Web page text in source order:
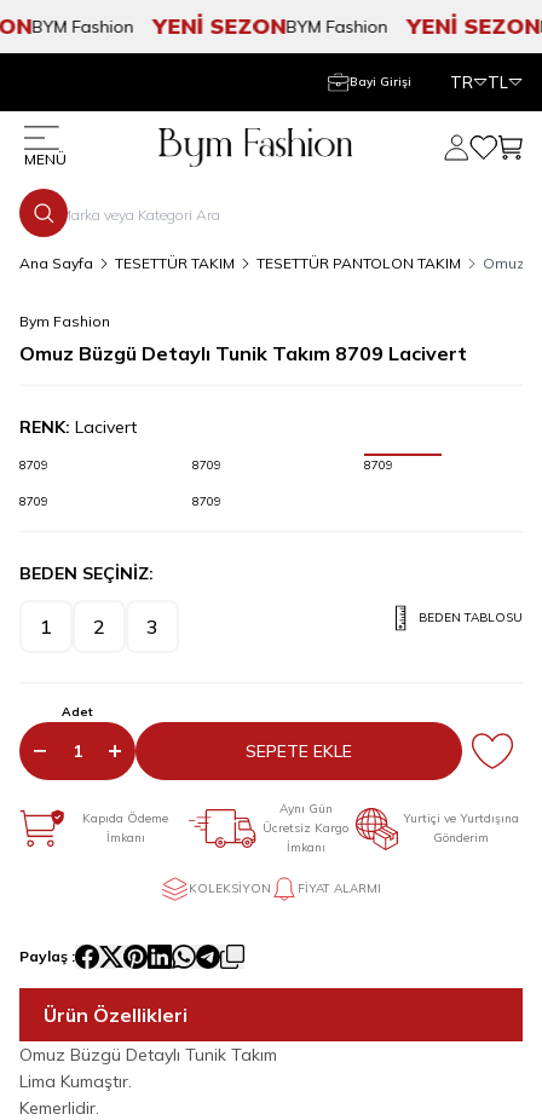
BYM Fashion YENİ SEZONBYM Fashion YENİ SEZON
Bayi Girişi TR TL
MENÜ
Hesabım
Ana Sayfa TESETTÜR TAKIM TESETTÜR PANTOLON TAKIM Omuz
Bym Fashion
Omuz Büzgü Detaylı Tunik Takım 8709 Lacivert
RENK: Lacivert
8709 8709 8709
8709 8709
BEDEN SEÇİNİZ:
1 2 3 BEDEN TABLOSU
Adet
SEPETE EKLE
Kapıda Ödeme
İmkanı
Aynı Gün
Ücretsiz Kargo
İmkanı
Yurtiçi ve Yurtdışına
Gönderim
KOLEKSIYON FIYAT ALARMI
Paylaş :
Ürün Özellikleri
Omuz Büzgü Detaylı Tunik Takım
Lima Kumaştır.
Kemerlidir.